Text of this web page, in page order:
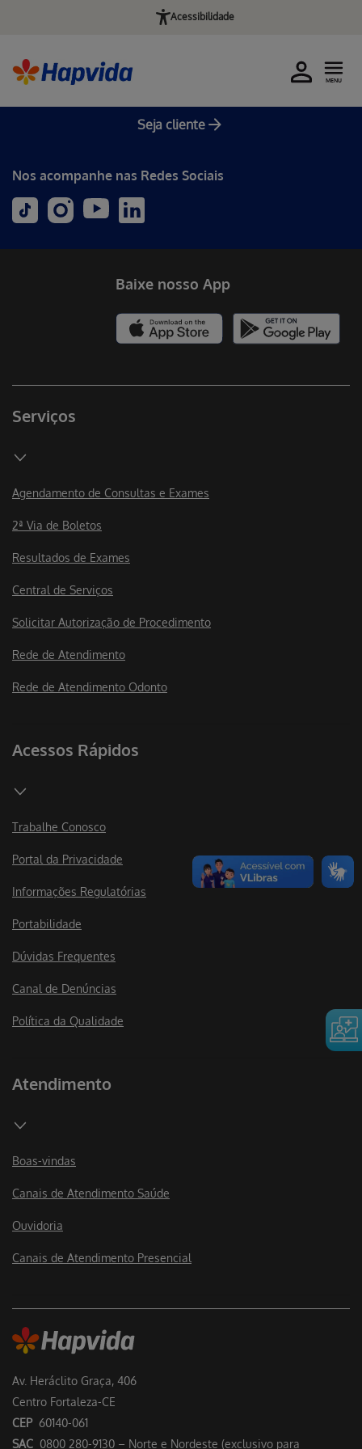
Acessibilidade
Seja cliente
MENU
Nos acompanhe nas Redes Sociais
Av. Heráclito Graça, 406
Centro Fortaleza-CE
CEP 60140-061
SAC 0800 280-9130 – Norte e Nordeste (exclusivo para
Serviços
Agendamento de Consultas e Exames
2ª Via de Boletos
Resultados de Exames
Central de Serviços
Solicitar Autorização de Procedimento
Rede de Atendimento
Rede de Atendimento Odonto
Acessos Rápidos
Trabalhe Conosco
Portal da Privacidade
Informações Regulatórias
Portabilidade
Dúvidas Frequentes
Canal de Denúncias
Política da Qualidade
Atendimento
Boas-vindas
Canais de Atendimento Saúde
Ouvidoria
Canais de Atendimento Presencial
Baixe nosso App